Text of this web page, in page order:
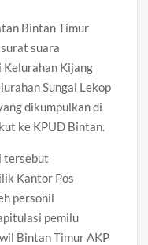
Bintan Timur
suara
Kijang
Sungai Lekop
dikumpulkan di
ke KPUD Bintan.
tersebut
Kantor Pos
personil
pemilu
Bintan Timur AKP